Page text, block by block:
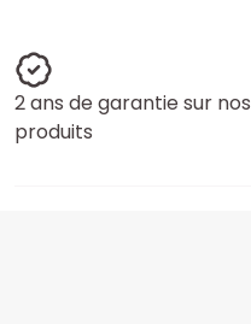
2 ans de garantie sur nos
produits